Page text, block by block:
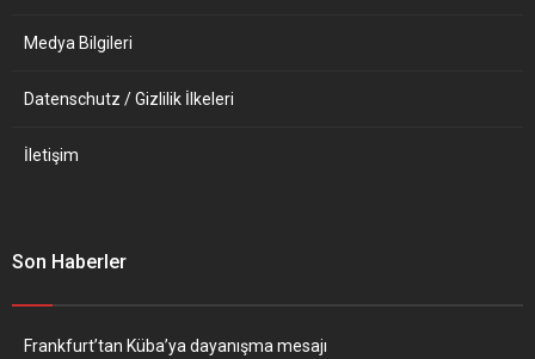
Medya Bilgileri
Datenschutz / Gizlilik İlkeleri
İletişim
Son Haberler
Frankfurt’tan Küba’ya dayanışma mesajı